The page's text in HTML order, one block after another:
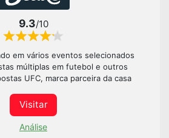
9.3/10
em vários eventos selecionados
múltiplas em futebol e outros
UFC, marca parceira da casa
Visitar
Análise